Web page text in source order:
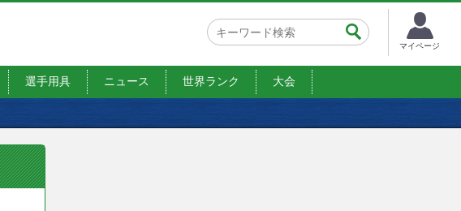
マイページ
選手用具 ニュース 世界ランク 大会